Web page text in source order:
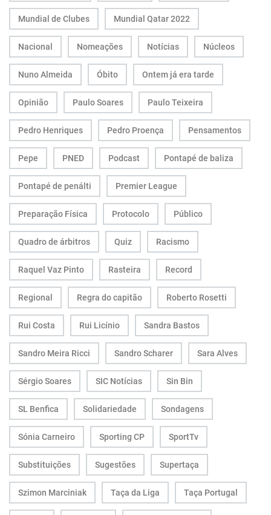
Mundial de Clubes Mundial Qatar 2022
Nacional Nomeações Notícias Núcleos
Nuno Almeida Óbito Ontem já era tarde
Opinião Paulo Soares Paulo Teixeira
Pedro Henriques Pedro Proença Pensamentos
Pepe PNED Podcast Pontapé de baliza
Pontapé de penálti Premier League
Preparação Física Protocolo Público
Quadro de árbitros Quiz Racismo
Raquel Vaz Pinto Rasteira Record
Regional Regra do capitão Roberto Rosetti
Rui Costa Rui Licínio Sandra Bastos
Sandro Meira Ricci Sandro Scharer Sara Alves
Sérgio Soares SIC Notícias Sin Bin
SL Benfica Solidariedade Sondagens
Sónia Carneiro Sporting CP SportTv
Substituições Sugestões Supertaça
Szimon Marciniak Taça da Liga Taça Portugal